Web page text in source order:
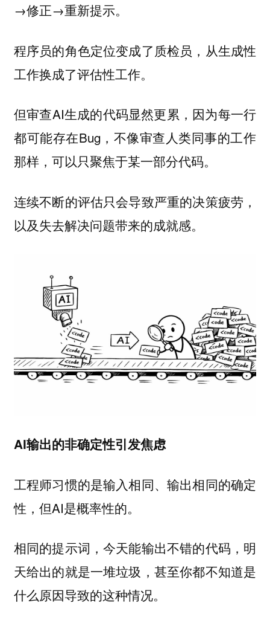
→修正→重新提示。
程序员的角色定位变成了质检员 ，从生成性
工作换成了评估性工作。
但审查AI生成的代码显然更累，因为每一行
都可能存在Bug，不像审查人类同事的工作
那样，可以只聚焦于某一部分代码。
连续不断的评估只会导致严重的决策疲劳，
以及失去解决问题带来的成就感。
AI输出的非确定性引发焦虑
工程师习惯的是输入相同、输出相同的确定
性，但AI是概率性的。
相同的提示词，今天能输出不错的代码，明
天给出的就是一堆垃圾，甚至你都不知道是
什么原因导致的这种情况。